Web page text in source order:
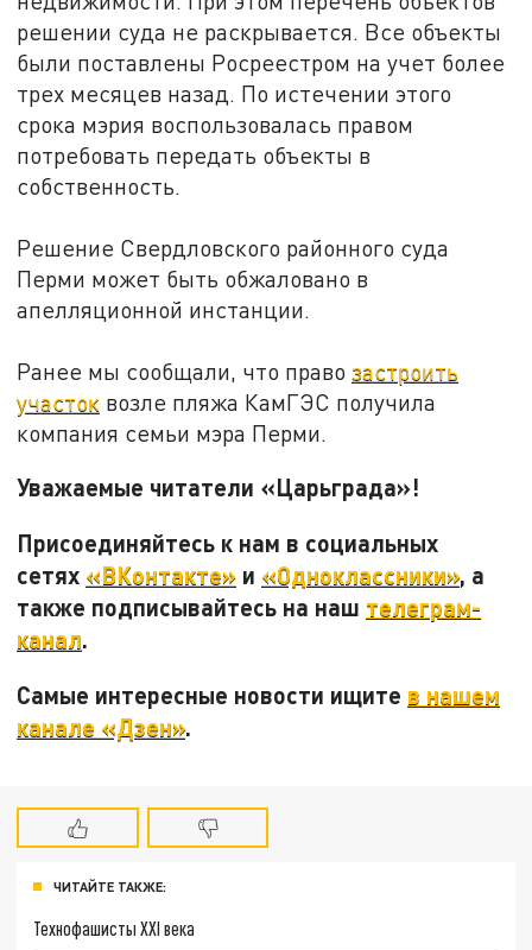
решении суда не раскрывается. Все объекты
были поставлены Росреестром на учет более
трех месяцев назад. По истечении этого
срока мэрия воспользовалась правом
потребовать передать объекты в
собственность.
Решение Свердловского районного суда
Перми может быть обжаловано в
апелляционной инстанции.
Ранее мы сообщали, что правозастроить
участок возле пляжа КамГЭС получила
компания семьи мэра Перми.
Уважаемые читатели «Царьграда»!
Присоединяйтесь к нам в социальных
сетях «ВКонтакте» и «Одноклассники», а
также подписывайтесь на наш телеграм-
канал.
Самые интересные новости ищите в нашем
канале «Дзен».
ЧИТАЙТЕ ТАКЖЕ:
Технофашисты XXI века